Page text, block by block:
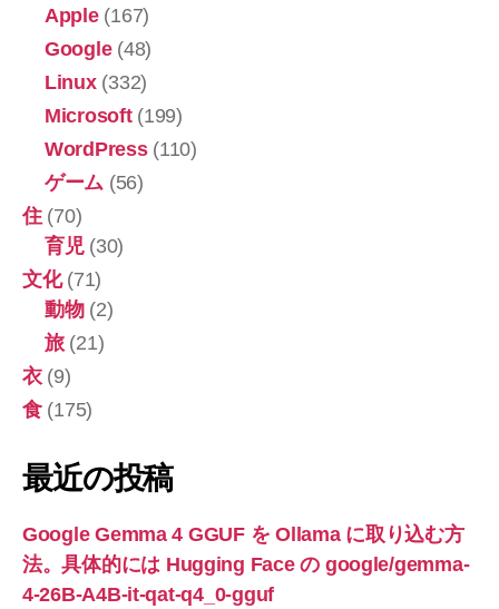
Apple(167)
Google(48)
Linux(332)
Microsoft(199)
WordPress(110)
ゲーム (56)
住(70)
育児(30)
文化(71)
動物(2)
旅(21)
衣(9)
食(175)
最近の投稿
Google Gemma 4 GGUF を Ollama に取り込む方
法。具体的には Hugging Face の google/gemma-
4-26B-A4B-it-qat-q4_0-gguf